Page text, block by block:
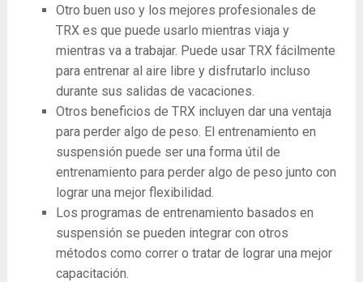
Otro buen uso y los mejores profesionales de
TRX es que puede usarlo mientras viaja y
mientras va a trabajar. Puede usar TRX fácilmente
para entrenar al aire libre y disfrutarlo incluso
durante sus salidas de vacaciones.
Otros beneficios de TRX incluyen dar una ventaja
para perder algo de peso. El entrenamiento en
suspensión puede ser una forma útil de
entrenamiento para perder algo de peso junto con
lograr una mejor flexibilidad.
Los programas de entrenamiento basados ​​en
suspensión se pueden integrar con otros
métodos como correr o tratar de lograr una mejor
capacitación.